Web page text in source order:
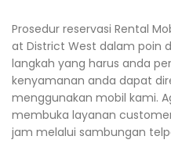
Prosedur reservasi Rental
at District West dalam poin
langkah yang harus anda
kenyamanan anda dapat
menggunakan mobil kami.
membuka layanan
jam melalui sambungan